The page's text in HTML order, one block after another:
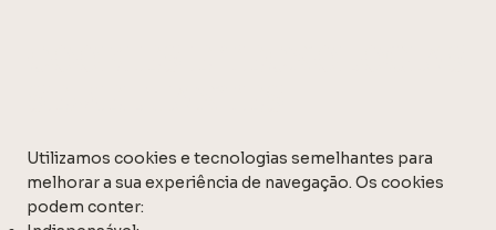
Utilizamos cookies e tecnologias semelhantes para
melhorar a sua experiência de navegação. Os cookies
podem conter: